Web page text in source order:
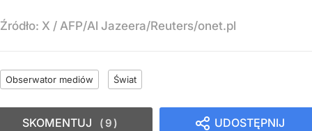
Źródło: X / AFP/Al Jazeera/Reuters/onet.pl
Obserwator mediów Świat
UDOSTĘPNIJ
SKOMENTUJ 9